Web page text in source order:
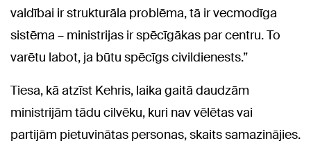
valdībai ir strukturāla problēma, tā ir vecmodīga
sistēma – ministrijas ir spēcīgākas par centru. To
varētu labot, ja būtu spēcīgs civildienests.”
Tiesa, kā atzīst Kehris, laika gaitā daudzām
ministrijām tādu cilvēku, kuri nav vēlētas vai
partijām pietuvinātas personas, skaits samazinājies.